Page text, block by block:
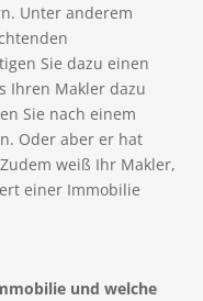
Unter anderem
Sie dazu einen
Ihren Makler dazu
Sie nach einem
Oder aber er hat
weiß Ihr Makler,
einer Immobilie
und welche